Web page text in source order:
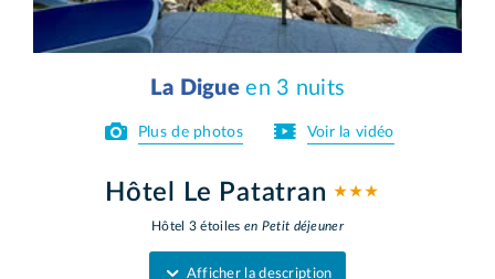
La Digueen 3 nuits
Plus de photos Voir la vidéo
Hôtel Le Patatran★ ★ ★
Hôtel 3 étoiles en Petit déjeuner
Afficher la description